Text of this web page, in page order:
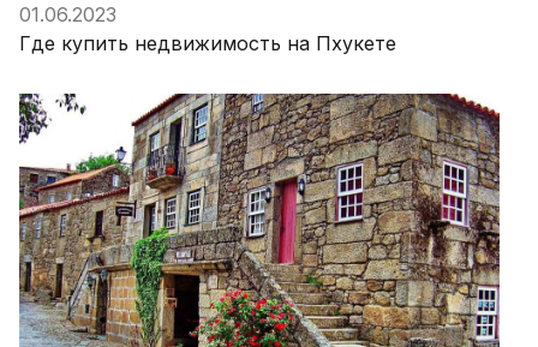
01.06.2023
Где купить недвижимость на Пхукете